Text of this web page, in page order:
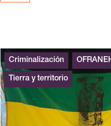
Criminalización
Tierra y territorio